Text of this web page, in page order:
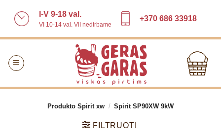
I-V 9-18 val.
VI 10-14 val. VII nedirbame
+370 686 33918
Produkto Spirit xw / Spirit SP90XW 9kW
FILTRUOTI